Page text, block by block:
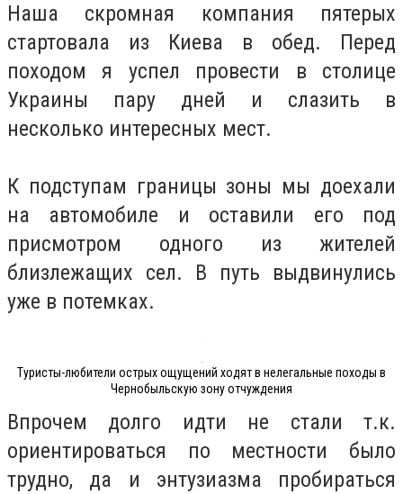
Наша скромная компания пятерых
стартовала из Киева в обед. Перед
походом я успел провести в столице
Украины пару дней и слазить в
несколько интересных мест.
К подступам границы зоны мы доехали
на автомобиле и оставили его под
присмотром одного из жителей
близлежащих сел. В путь выдвинулись
уже в потемках.
Туристы-любители острых ощущений ходят в нелегальные походы в
Чернобыльскую зону отчуждения
Впрочем долго идти не стали т.к.
ориентироваться по местности было
трудно, да и энтузиазма пробираться